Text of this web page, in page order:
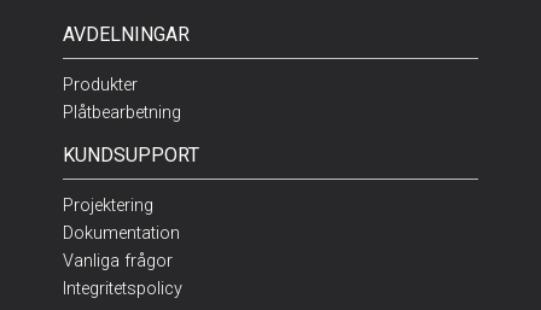
AVDELNINGAR
Produkter
Plåtbearbetning
KUNDSUPPORT
Projektering
Dokumentation
Vanliga frågor
Integritetspolicy